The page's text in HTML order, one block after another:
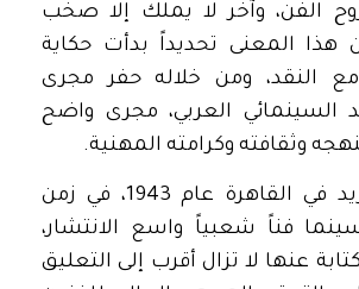
الفن، وآخر لا يملك إلا صخب
هذا المعنى تحديداً بدأت حكاية
النقد، ومن خلاله حفر مجرى
السينمائي العربي، مجرى واضح
وثقافته وكرامته المهنية.
وُلد سمير فريد في القاهرة عام 1943، في زمن
فناً شعبياً واسع الانتشار،
عنها لا تزال أقرب إلى التعليق